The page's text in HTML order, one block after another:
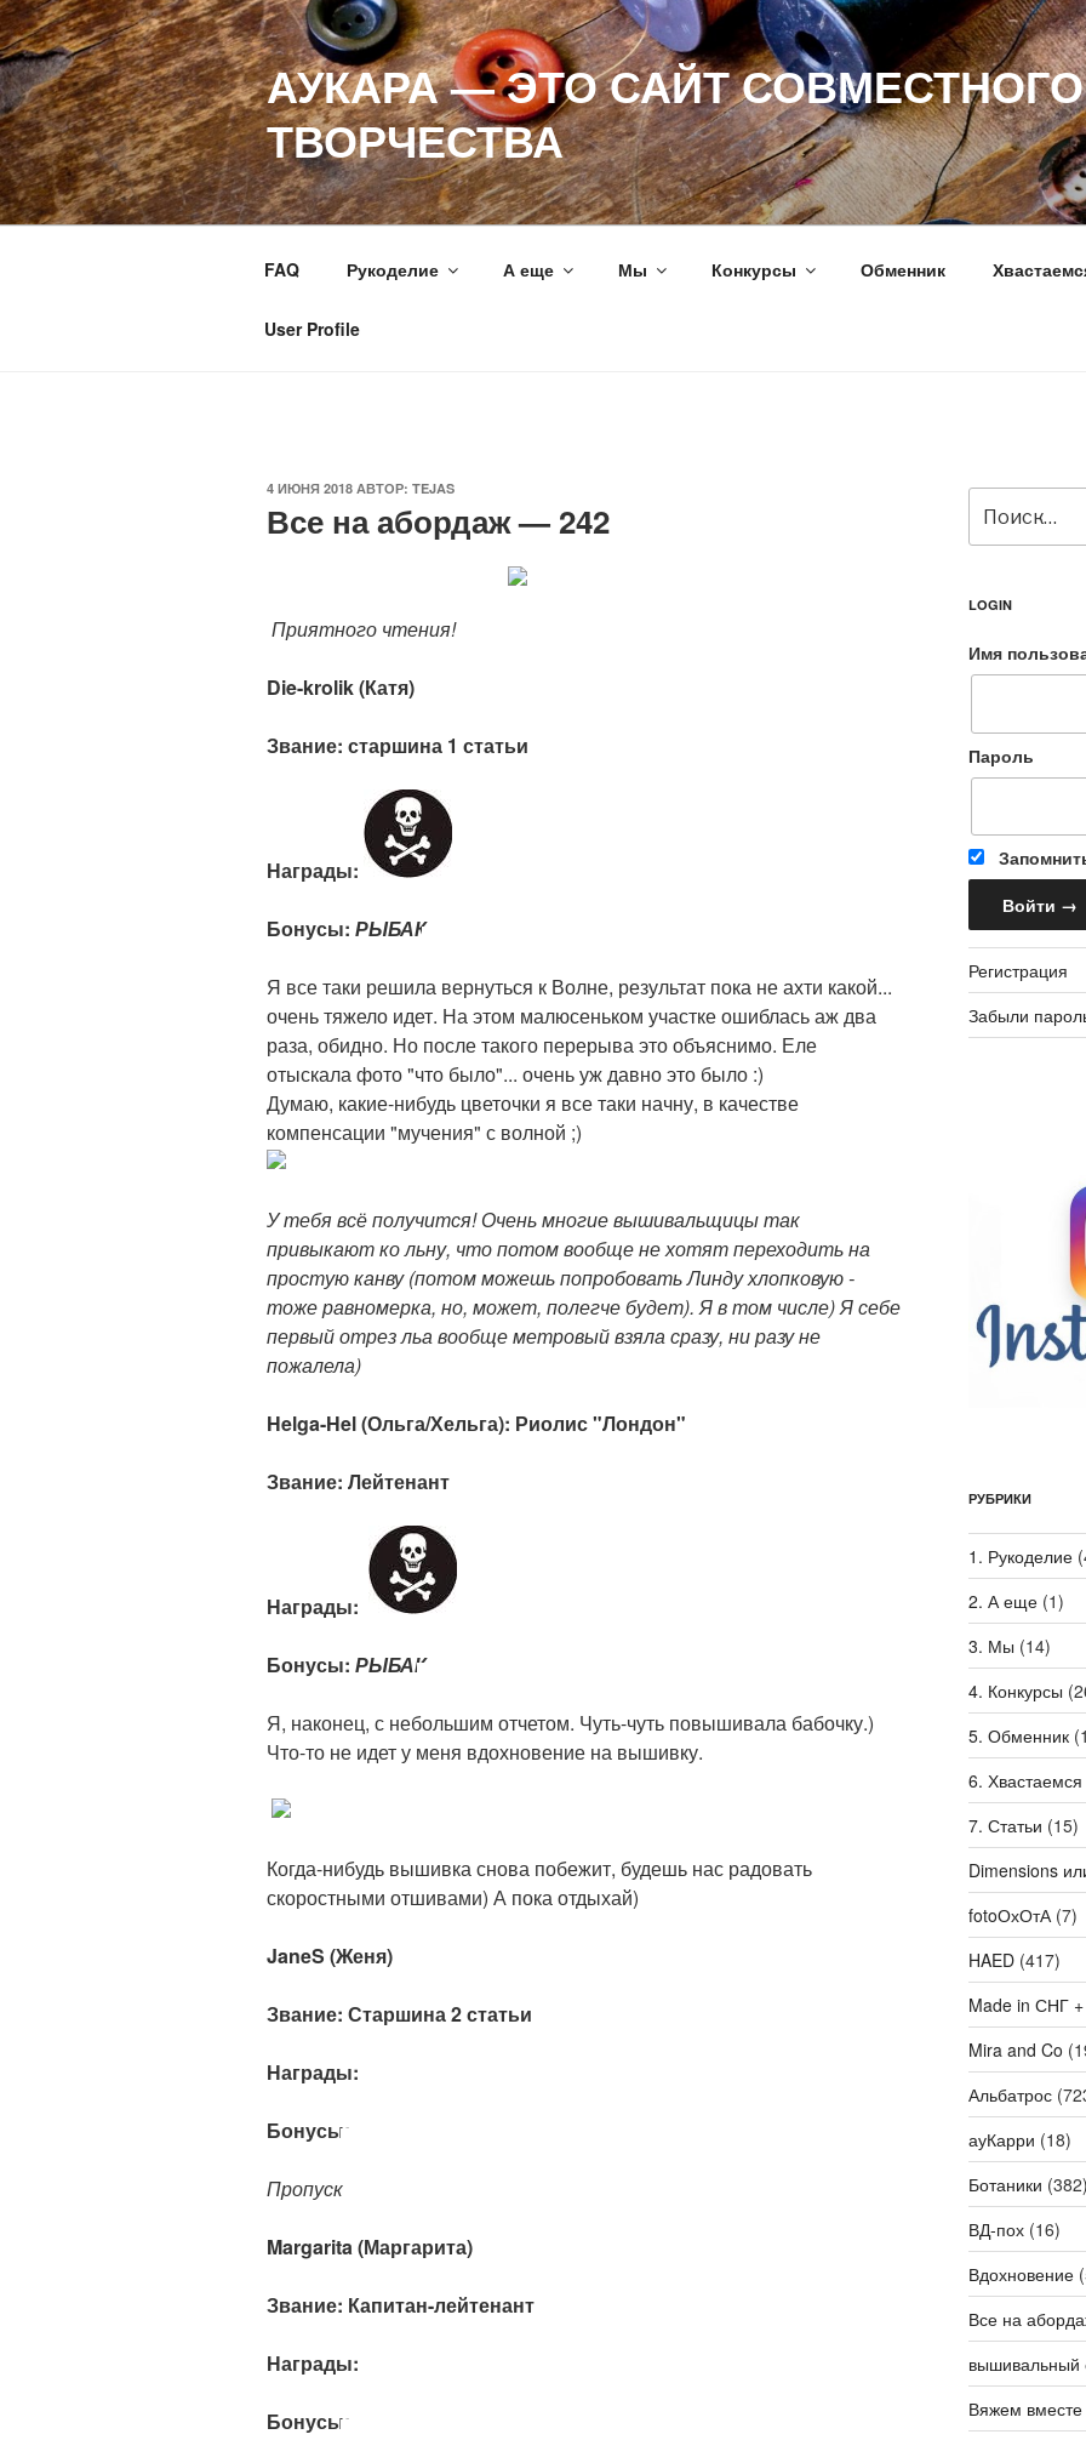
Перейти
к
содержимому
АУКАРА — ЭТО САЙТ СОВМЕСТНОГО
ТВОРЧЕСТВА
FAQ Рукоделие А еще Мы Конкурсы Обменник
User Profile
ОПУБЛИКОВАНО
4 ИЮНЯ 2018 АВТОР: TEJAS
Все на абордаж — 242
Приятного чтения!
Die-krolik (Катя)
Звание: старшина 1 статьи
Награды:
Бонусы: РЫБАК
Я все таки решила вернуться к Волне, результат пока не ахти какой...
очень тяжело идет. На этом малюсеньком участке ошиблась аж два
раза, обидно. Но после такого перерыва это объяснимо. Еле
отыскала фото "что было"... очень уж давно это было :)
Думаю, какие-нибудь цветочки я все таки начну, в качестве
компенсации "мучения" с волной ;)
У тебя всё получится! Очень многие вышивальщицы так
привыкают ко льну, что потом вообще не хотят переходить на
простую канву (потом можешь попробовать Линду хлопковую -
тоже равномерка, но, может, полегче будет). Я в том числе) Я себе
первый отрез льа вообще метровый взяла сразу, ни разу не
пожалела)
Helga-Hel (Ольга/Хельга): Риолис "Лондон"
Звание: Лейтенант
Награды:
Бонусы: РЫБАК
Я, наконец, с небольшим отчетом. Чуть-чуть повышивала бабочку.)
Что-то не идет у меня вдохновение на вышивку.
Когда-нибудь вышивка снова побежит, будешь нас радовать
скоростными отшивами) А пока отдыхай)
JaneS (Женя)
Звание: Старшина 2 статьи
Награды:
Бонусы:
Пропуск
Margarita (Маргарита)
Звание: Капитан-лейтенант
Награды:
Бонусы:
LOGIN
Имя
Пароль
Регистрация
Забыли
РУБРИКИ
1. Рукоделие
2. А еще(1)
3. Мы (14)
4. Конкурсы
5. Обменник
6. Хвастаемся
7. Статьи (15)
Dimensions
fotoОхОтА(7)
HAED(417)
Made in СНГ
Mira and Co
Альбатрос
ауКарри (18)
Ботаники
ВД-пох(16)
Вдохновение
Все на
вышивальный
Вяжем вместе